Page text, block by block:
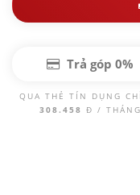
Trả góp 0%
QUA THẺ TÍN DỤNG
308.458 Đ / THÁNG